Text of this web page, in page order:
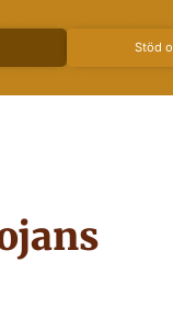
Stöd